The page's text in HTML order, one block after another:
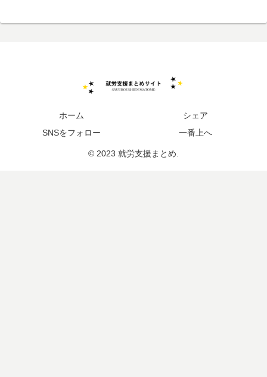
ホーム
シェア
SNSをフォロー
一番上へ
© 2023 就労支援まとめ.